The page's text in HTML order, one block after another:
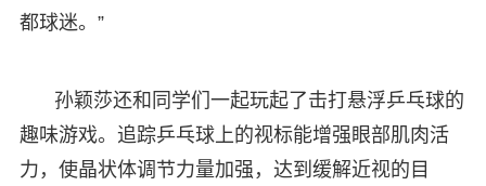
都球迷。”
孙颖莎还和同学们一起玩起了击打悬浮乒乓球的
趣味游戏。追踪乒乓球上的视标能增强眼部肌肉活
力，使晶状体调节力量加强，达到缓解近视的目